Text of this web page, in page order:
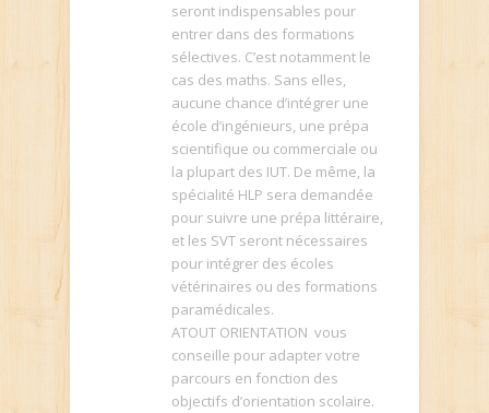
seront indispensables pour
entrer dans des formations
sélectives. C’est notamment le
cas des maths. Sans elles,
aucune chance d’intégrer une
école d’ingénieurs, une prépa
scientifique ou commerciale ou
la plupart des IUT. De même, la
spécialité HLP sera demandée
pour suivre une prépa littéraire,
et les SVT seront nécessaires
pour intégrer des écoles
vétérinaires ou des formations
paramédicales.
ATOUT ORIENTATION vous
conseille pour adapter votre
parcours en fonction des
objectifs d’orientation scolaire.